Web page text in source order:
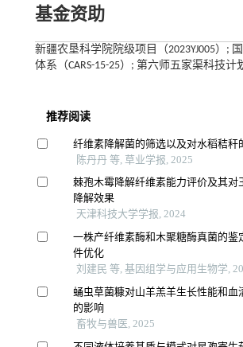
基金资助
新疆农垦科学院院级项目（2023YJ005）;
体系（CARS-15-25）; 第六师五家渠科技计